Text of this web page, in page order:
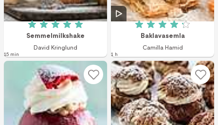
Betyg: 5 av 5 (2 röster)
Semmelmilkshake
David Kringlund
15 min
Betyg: 4.2 av 5
Baklavasemla
Camilla Hamid
1 h